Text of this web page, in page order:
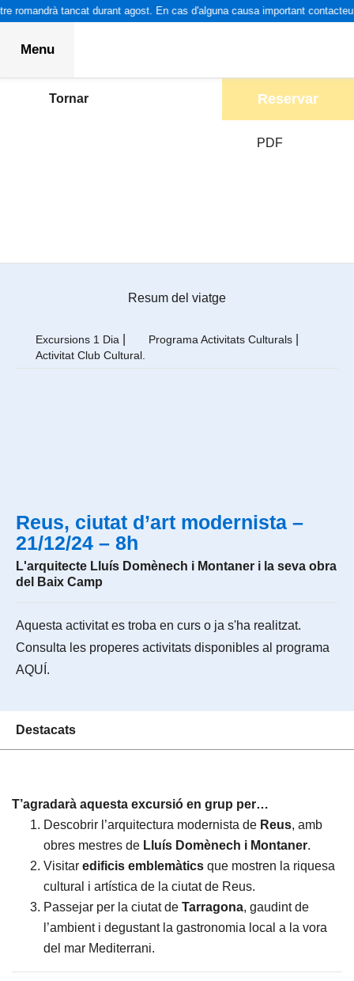
romandrà tancat durant agost. En cas d'alguna causa important
Menu
Tornar Reservar
PDF
Resum del viatge
Excursions 1 Dia Programa Activitats Culturals
Activitat Club Cultural.
Reus, ciutat d’art modernista –
21/12/24 – 8h
L'arquitecte Lluís Domènech i Montaner i la seva obra
del Baix Camp
Aquesta activitat es troba en curs o ja s'ha realitzat.
Consulta les properes activitats disponibles al programa
AQUÍ .
Destacats
T’agradarà aquesta excursió en grup per…
Descobrir l’arquitectura modernista de Reus, amb
obres mestres de Lluís Domènech i Montaner.
Visitar edificis emblemàtics que mostren la riquesa
cultural i artística de la ciutat de Reus.
Passejar per la ciutat de Tarragona, gaudint de
l’ambient i degustant la gastronomia local a la vora
del mar Mediterrani.